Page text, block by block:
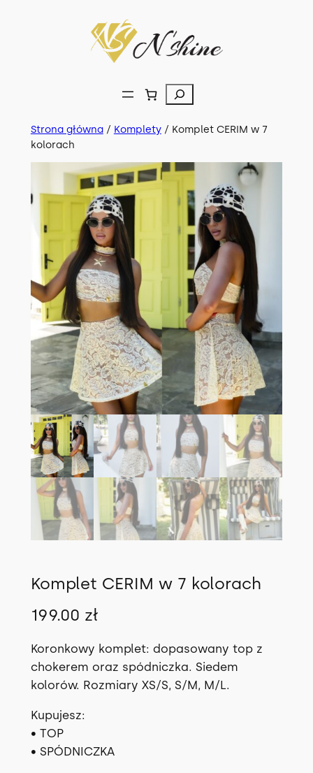
Szukaj
Strona główna/ Komplety/ Komplet CERIM w 7
kolorach
Komplet CERIM w 7 kolorach
199.00 zł
Koronkowy komplet: dopasowany top z
chokerem oraz spódniczka. Siedem
kolorów. Rozmiary XS/S, S/M, M/L.
Kupujesz:
• TOP
• SPÓDNICZKA